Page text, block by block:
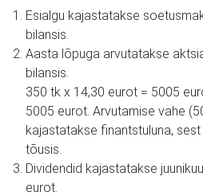
Esialgu kajastatakse
bilansis.
Aasta lõpuga arvutatakse
bilansis.
350 tk x 14,30 eurot = 5005
5005 eurot. Arvutamise vahe
kajastatakse finantstuluna,
tõusis.
Dividendid kajastatakse
eurot.